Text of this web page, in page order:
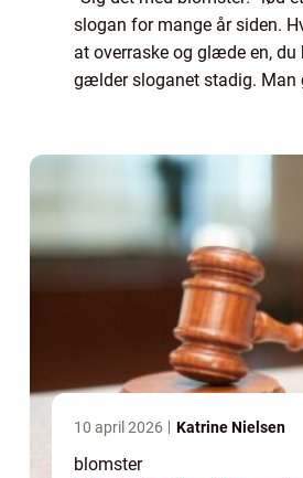
slogan for mange år siden.
at overraske og glæde en, du
gælder sloganet stadig.
10 april 2026 Katrine Nielsen
blomster